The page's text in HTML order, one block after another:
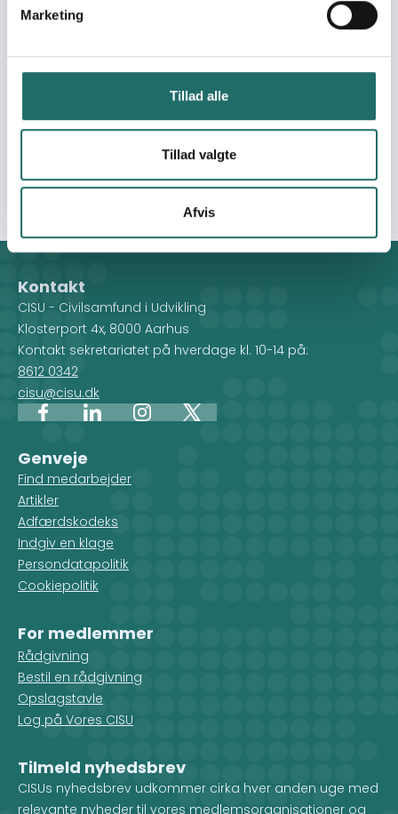
Marketing
Tillad alle
Tillad valgte
Afvis
Structured around two outcomes, the project will
support the Regional Junior Council advocate to local
government auhtorities to address youth and children’s
climate vulnerabilities as well as empower youth to lead
relevant climate adaptation awareness and action in
their communities. The intervention is expected to
increase the resilience of 3,545 persons in Ilemela and
Nyamagana districts by directly engaging 84 Junior
Council members and 25 junior reporters.
Kontakt
CISU - Civilsamfund i Udvikling
Klosterport 4x, 8000 Aarhus
Kontakt sekretariatet på hverdage kl. 10-14 på:
8612 0342
cisu@cisu.dk
FacebookLinkedInInstagram
X
Genveje
Find medarbejder
Artikler
Adfærdskodeks
Indgiv en klage
Persondatapolitik
Cookiepolitik
For medlemmer
Rådgivning
Bestil en rådgivning
Opslagstavle
Log på Vores CISU
Tilmeld nyhedsbrev
CISUs nyhedsbrev udkommer cirka hver anden uge med
relevante nyheder til vores medlemsorganisationer og